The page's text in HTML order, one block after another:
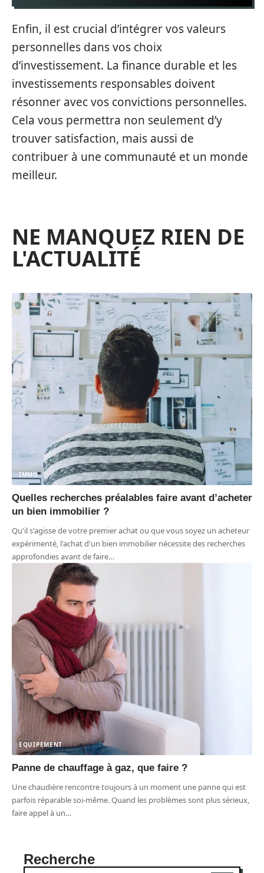
Enfin, il est crucial d’intégrer vos valeurs
personnelles dans vos choix
d’investissement. La finance durable et les
investissements responsables doivent
résonner avec vos convictions personnelles.
Cela vous permettra non seulement d’y
trouver satisfaction, mais aussi de
contribuer à une communauté et un monde
meilleur.
NE MANQUEZ RIEN DE
L'ACTUALITÉ
IMMO
Quelles recherches préalables faire avant d’acheter
un bien immobilier ?
Qu'il s'agisse de votre premier achat ou que vous soyez un acheteur
expérimenté, l'achat d'un bien immobilier nécessite des recherches
approfondies avant de faire…
EQUIPEMENT
Panne de chauffage à gaz, que faire ?
Une chaudière rencontre toujours à un moment une panne qui est
parfois réparable soi-même. Quand les problèmes sont plus sérieux,
faire appel à un…
Recherche